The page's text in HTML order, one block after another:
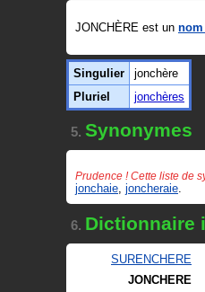
JONCHÈRE est un
Singulier
jonchère
Pluriel
jonchères
5. Synonymes
Prudence ! Cette liste de
jonchaie joncheraie
6. Dictionnaire
SURENCHERE
JONCHERE